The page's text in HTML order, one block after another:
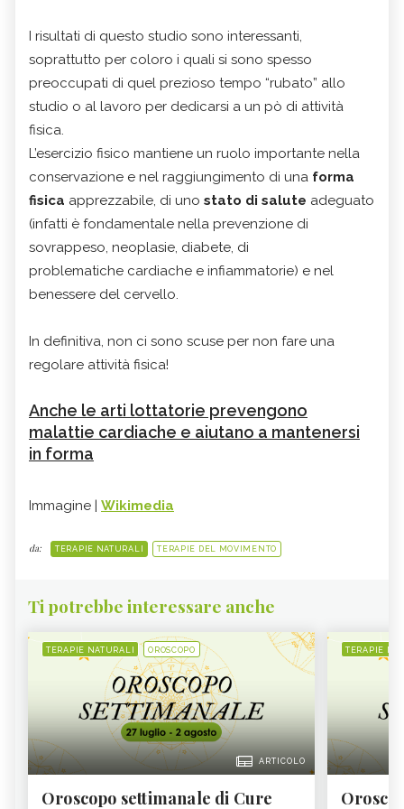
I risultati di questo studio sono interessanti,
soprattutto per coloro i quali si sono spesso
preoccupati di quel prezioso tempo “rubato” allo
studio o al lavoro per dedicarsi a un pò di attività
fisica.
L’esercizio fisico mantiene un ruolo importante nella
conservazione e nel raggiungimento di una forma
fisica apprezzabile, di uno stato di salute adeguato
(infatti è fondamentale nella prevenzione di
sovrappeso, neoplasie, diabete, di
problematiche cardiache e infiammatorie) e nel
benessere del cervello.
In definitiva, non ci sono scuse per non fare una
regolare attività fisica!
Anche le arti lottatorie prevengono
malattie cardiache e aiutano a mantenersi
in forma
Immagine | Wikimedia
da: TERAPIE NATURALI TERAPIE DEL MOVIMENTO
Ti potrebbe interessare anche
TERAPIE NATURALI OROSCOPO
ARTICOLO
Oroscopo settimanale di Cure
TERAPIE